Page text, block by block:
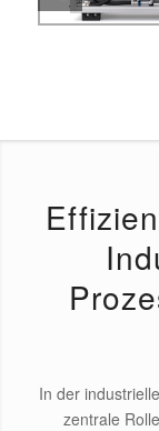
In der
zentrale